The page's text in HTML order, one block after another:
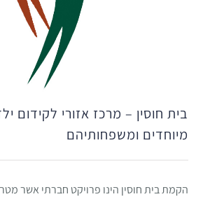
בית חוסין – מרכז אזורי לקידום
מיוחדים ומשפחותיהם
הקמת בית חוסין הינו פרויקט חברתי אשר